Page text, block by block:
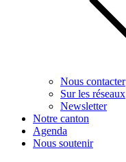
Nous contacter
Sur les réseaux
Newsletter
Notre canton
Agenda
Nous soutenir